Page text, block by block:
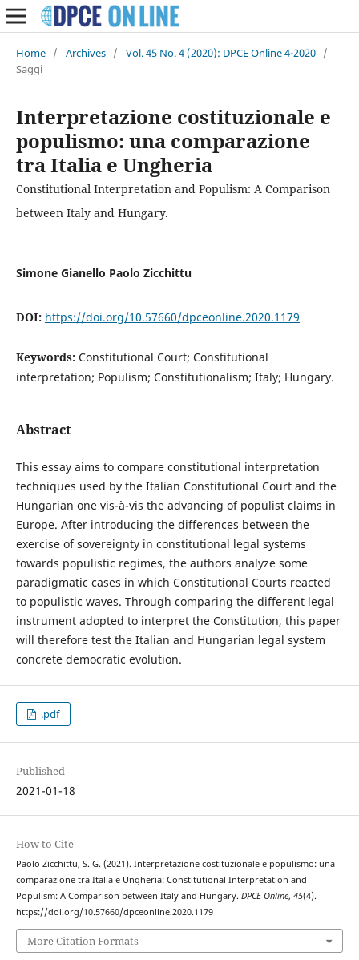
Home / Archives / Vol. 45 No. 4 (2020): DPCE Online 4-2020 /
Saggi
Interpretazione costituzionale e
populismo: una comparazione
tra Italia e Ungheria
Constitutional Interpretation and Populism: A Comparison
between Italy and Hungary.
Simone Gianello Paolo Zicchittu
DOI: https://doi.org/10.57660/dpceonline.2020.1179
Keywords: Constitutional Court; Constitutional
interpretation; Populism; Constitutionalism; Italy; Hungary.
Abstract
This essay aims to compare constitutional interpretation
techniques used by the Italian Constitutional Court and the
Hungarian one vis-à-vis the advancing of populist claims in
Europe. After introducing the differences between the
exercise of sovereignty in constitutional legal systems
towards populistic regimes, the authors analyze some
paradigmatic cases in which Constitutional Courts reacted
to populistic waves. Through comparing the different legal
instrument adopted to interpret the Constitution, this paper
will therefore test the Italian and Hungarian legal system
concrete democratic evolution.
.pdf
Published
2021-01-18
How to Cite
Paolo Zicchittu, S. G. (2021). Interpretazione costituzionale e populismo: una
comparazione tra Italia e Ungheria: Constitutional Interpretation and
Populism: A Comparison between Italy and Hungary. DPCE Online, 45(4).
https://doi.org/10.57660/dpceonline.2020.1179
More Citation Formats